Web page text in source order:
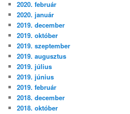
2020. február
2020. január
2019. december
2019. október
2019. szeptember
2019. augusztus
2019. július
2019. június
2019. február
2018. december
2018. október